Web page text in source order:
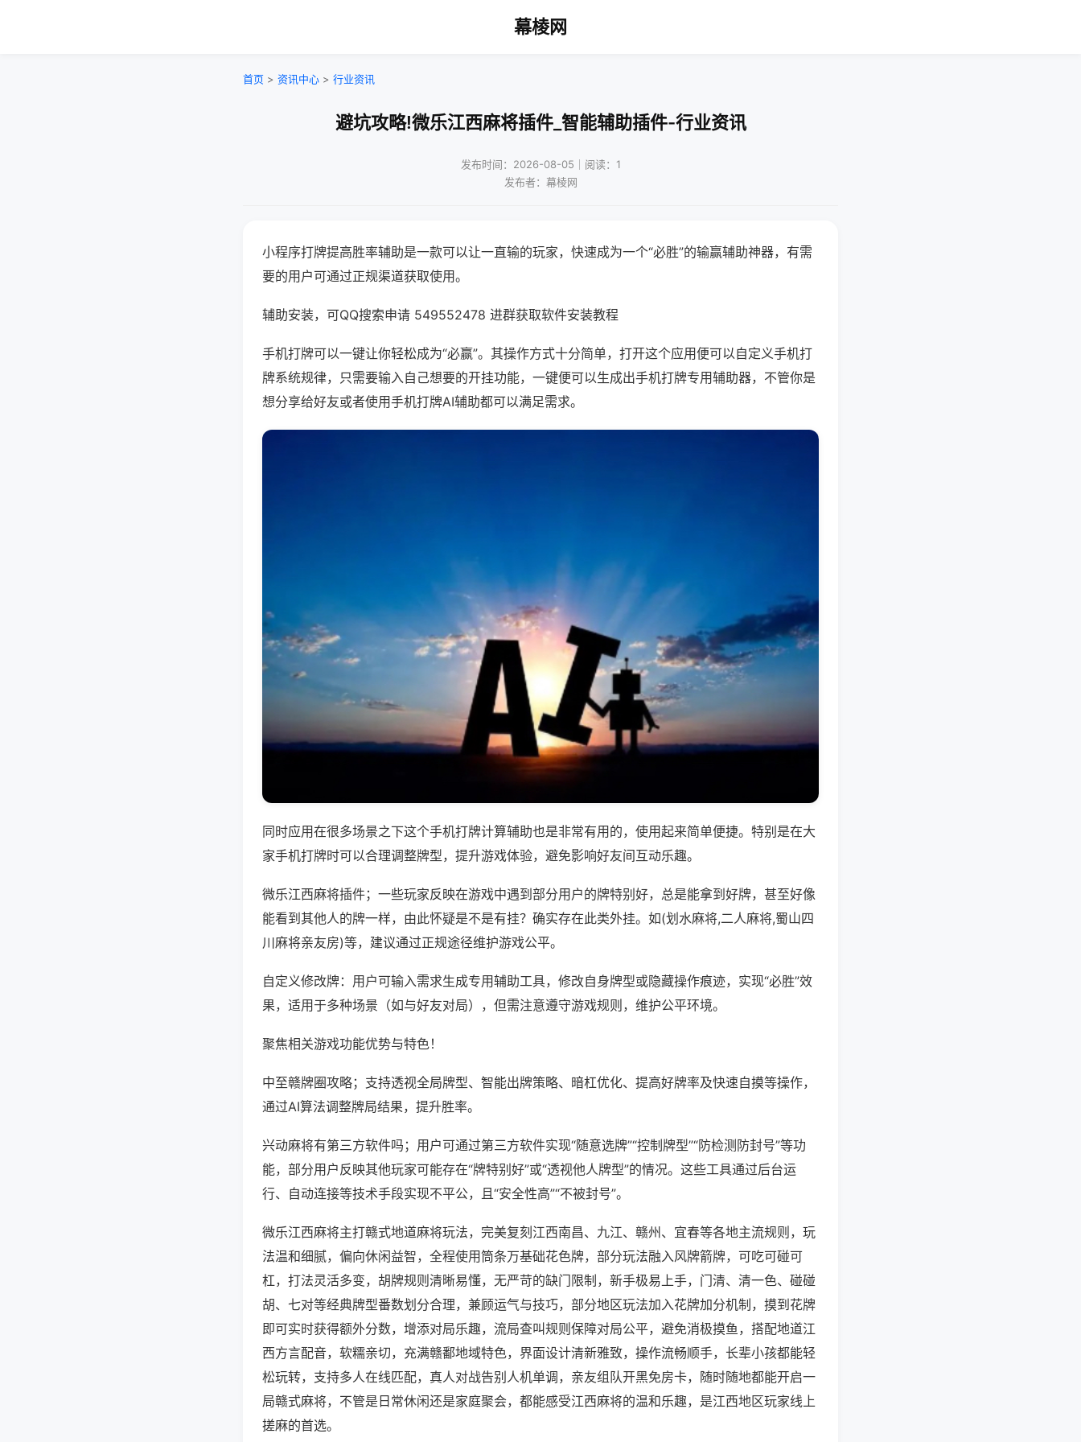
幕棱网
首页 > 资讯中心 > 行业资讯
避坑攻略!微乐江西麻将插件_智能辅助插件-行业资讯
发布时间：2026-08-05｜阅读：1
发布者：幕棱网
小程序打牌提高胜率辅助是一款可以让一直输的玩家，快速成为一个“必胜”的输赢辅助神器，有需
要的用户可通过正规渠道获取使用。
辅助安装，可QQ搜索申请 549552478 进群获取软件安装教程
手机打牌可以一键让你轻松成为“必赢”。其操作方式十分简单，打开这个应用便可以自定义手机打
牌系统规律，只需要输入自己想要的开挂功能，一键便可以生成出手机打牌专用辅助器，不管你是
想分享给好友或者使用手机打牌AI辅助都可以满足需求。
同时应用在很多场景之下这个手机打牌计算辅助也是非常有用的，使用起来简单便捷。特别是在大
家手机打牌时可以合理调整牌型，提升游戏体验，避免影响好友间互动乐趣。
微乐江西麻将插件；一些玩家反映在游戏中遇到部分用户的牌特别好，总是能拿到好牌，甚至好像
能看到其他人的牌一样，由此怀疑是不是有挂？确实存在此类外挂。如(划水麻将,二人麻将,蜀山四
川麻将亲友房)等，建议通过正规途径维护游戏公平。
自定义修改牌：用户可输入需求生成专用辅助工具，修改自身牌型或隐藏操作痕迹，实现“必胜”效
果，适用于多种场景（如与好友对局），但需注意遵守游戏规则，维护公平环境。
聚焦相关游戏功能优势与特色！
中至赣牌圈攻略；支持透视全局牌型、智能出牌策略、暗杠优化、提高好牌率及快速自摸等操作，
通过AI算法调整牌局结果，提升胜率。
兴动麻将有第三方软件吗；用户可通过第三方软件实现“随意选牌”“控制牌型”“防检测防封号”等功
能，部分用户反映其他玩家可能存在“牌特别好”或“透视他人牌型”的情况。这些工具通过后台运
行、自动连接等技术手段实现不平公，且“安全性高”“不被封号”。
微乐江西麻将主打赣式地道麻将玩法，完美复刻江西南昌、九江、赣州、宜春等各地主流规则，玩
法温和细腻，偏向休闲益智，全程使用筒条万基础花色牌，部分玩法融入风牌箭牌，可吃可碰可
杠，打法灵活多变，胡牌规则清晰易懂，无严苛的缺门限制，新手极易上手，门清、清一色、碰碰
胡、七对等经典牌型番数划分合理，兼顾运气与技巧，部分地区玩法加入花牌加分机制，摸到花牌
即可实时获得额外分数，增添对局乐趣，流局查叫规则保障对局公平，避免消极摸鱼，搭配地道江
西方言配音，软糯亲切，充满赣鄱地域特色，界面设计清新雅致，操作流畅顺手，长辈小孩都能轻
松玩转，支持多人在线匹配，真人对战告别人机单调，亲友组队开黑免房卡，随时随地都能开启一
局赣式麻将，不管是日常休闲还是家庭聚会，都能感受江西麻将的温和乐趣，是江西地区玩家线上
搓麻的首选。